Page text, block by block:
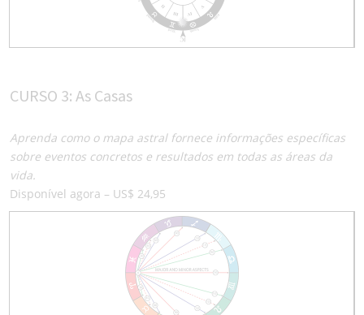
CURSO 3: As Casas
Aprenda como o mapa astral fornece informações específicas
sobre eventos concretos e resultados em todas as áreas da
vida.
Disponível agora – US$ 24,95